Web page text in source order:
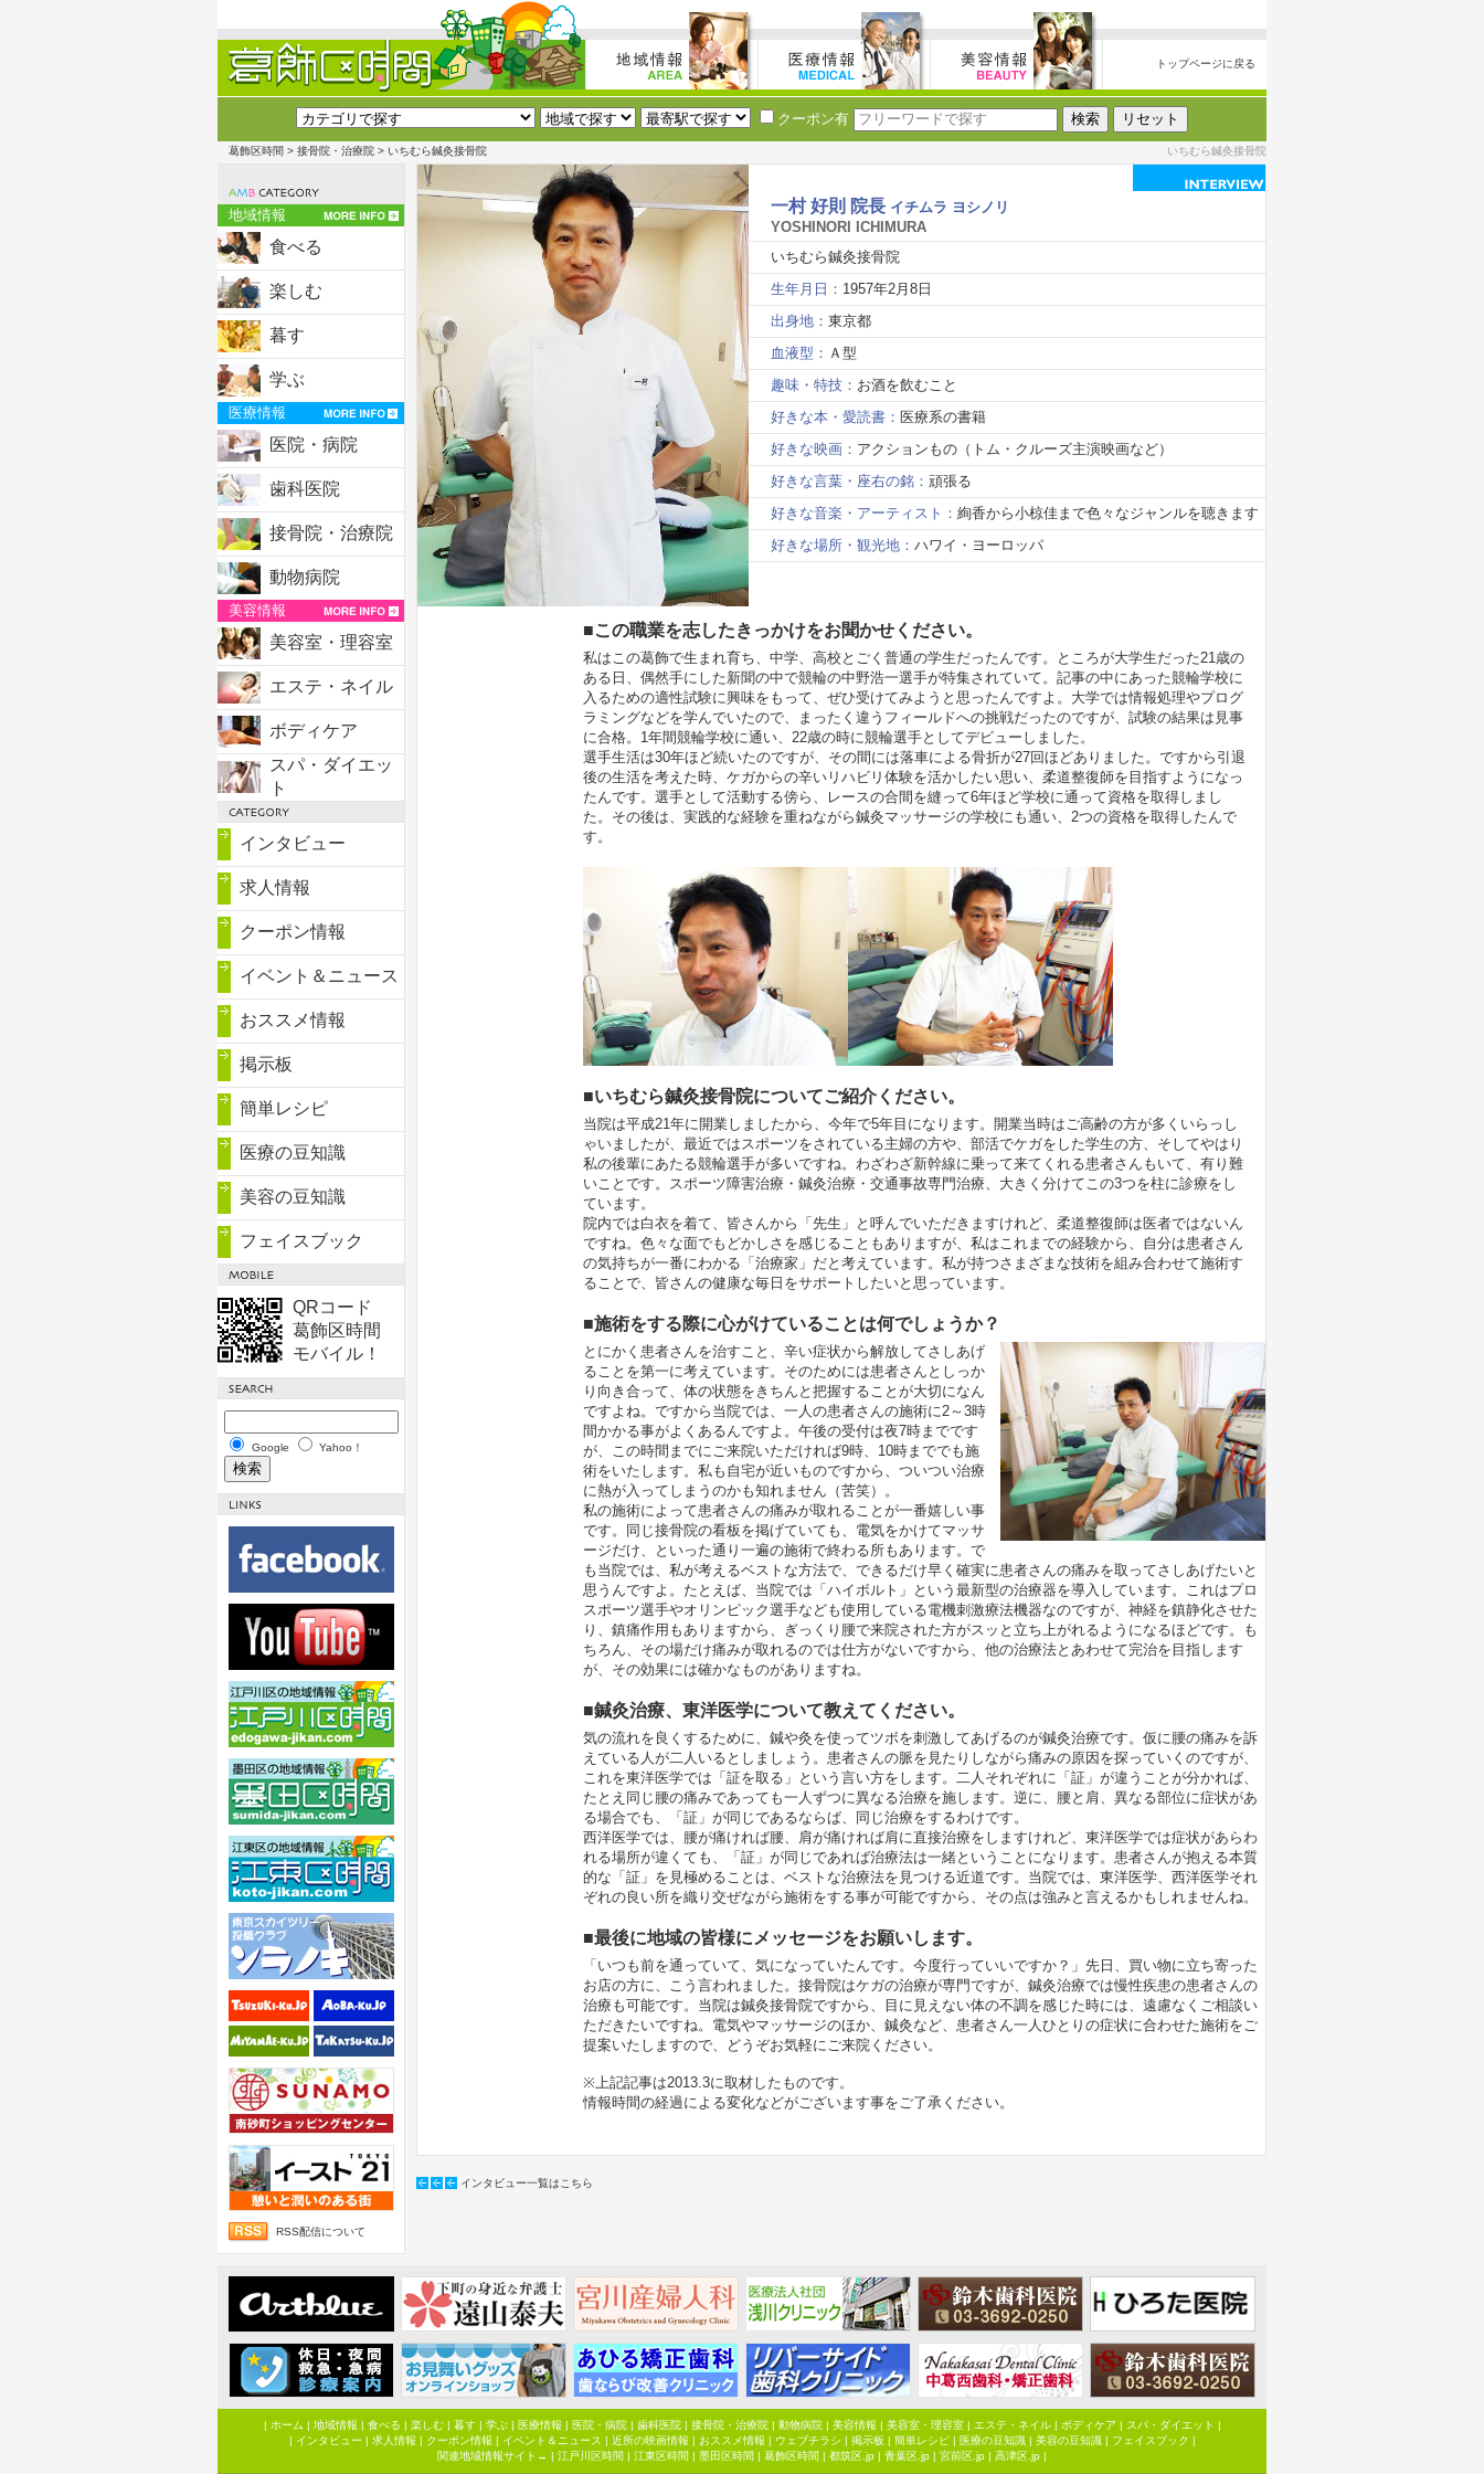
トップページに戻る
クーポン有
葛飾区時間 > 接骨院・治療院 > いちむら鍼灸接骨院 いちむら鍼灸接骨院
地域情報
食べる
楽しむ
暮す
学ぶ
医療情報
医院・病院
歯科医院
接骨院・治療院
動物病院
美容情報
美容室・理容室
エステ・ネイル
ボディケア
スパ・ダイエッ
ト
インタビュー
求人情報
クーポン情報
イベント＆ニュース
おススメ情報
掲示板
簡単レシピ
医療の豆知識
美容の豆知識
フェイスブック
QRコード
葛飾区時間
モバイル！
Google Yahoo！
RSS配信について
一村 好則 院長 イチムラ ヨシノリ
YOSHINORI ICHIMURA
いちむら鍼灸接骨院
生年月日： 1957年2月8日
出身地： 東京都
血液型： Ａ型
趣味・特技： お酒を飲むこと
好きな本・愛読書： 医療系の書籍
好きな映画： アクションもの（トム・クルーズ主演映画など）
好きな言葉・座右の銘： 頑張る
好きな音楽・アーティスト： 絢香から小椋佳まで色々なジャンルを聴きます
好きな場所・観光地： ハワイ・ヨーロッパ
■この職業を志したきっかけをお聞かせください。
私はこの葛飾で生まれ育ち、中学、高校とごく普通の学生だったんです。ところが大学生だった21歳の
ある日、偶然手にした新聞の中で競輪の中野浩一選手が特集されていて。記事の中にあった競輪学校に
入るための適性試験に興味をもって、ぜひ受けてみようと思ったんですよ。大学では情報処理やプログ
ラミングなどを学んでいたので、まったく違うフィールドへの挑戦だったのですが、試験の結果は見事
に合格。1年間競輪学校に通い、22歳の時に競輪選手としてデビューしました。
選手生活は30年ほど続いたのですが、その間には落車による骨折が27回ほどありました。ですから引退
後の生活を考えた時、ケガからの辛いリハビリ体験を活かしたい思い、柔道整復師を目指すようになっ
たんです。選手として活動する傍ら、レースの合間を縫って6年ほど学校に通って資格を取得しまし
た。その後は、実践的な経験を重ねながら鍼灸マッサージの学校にも通い、2つの資格を取得したんで
す。
■いちむら鍼灸接骨院についてご紹介ください。
当院は平成21年に開業しましたから、今年で5年目になります。開業当時はご高齢の方が多くいらっし
ゃいましたが、最近ではスポーツをされている主婦の方や、部活でケガをした学生の方、そしてやはり
私の後輩にあたる競輪選手が多いですね。わざわざ新幹線に乗って来てくれる患者さんもいて、有り難
いことです。スポーツ障害治療・鍼灸治療・交通事故専門治療、大きく分けてこの3つを柱に診療をし
ています。
院内では白衣を着て、皆さんから「先生」と呼んでいただきますけれど、柔道整復師は医者ではないん
ですね。色々な面でもどかしさを感じることもありますが、私はこれまでの経験から、自分は患者さん
の気持ちが一番にわかる「治療家」だと考えています。私が持つさまざまな技術を組み合わせて施術す
ることで、皆さんの健康な毎日をサポートしたいと思っています。
■施術をする際に心がけていることは何でしょうか？
とにかく患者さんを治すこと、辛い症状から解放してさしあげ
ることを第一に考えています。そのためには患者さんとしっか
り向き合って、体の状態をきちんと把握することが大切になん
ですよね。ですから当院では、一人の患者さんの施術に2～3時
間かかる事がよくあるんですよ。午後の受付は夜7時までです
が、この時間までにご来院いただければ9時、10時まででも施
術をいたします。私も自宅が近いものですから、ついつい治療
に熱が入ってしまうのかも知れません（苦笑）。
私の施術によって患者さんの痛みが取れることが一番嬉しい事
です。同じ接骨院の看板を掲げていても、電気をかけてマッサ
ージだけ、といった通り一遍の施術で終わる所もあります。で
も当院では、私が考えるベストな方法で、できるだけ早く確実に患者さんの痛みを取ってさしあげたいと
思うんですよ。たとえば、当院では「ハイボルト」という最新型の治療器を導入しています。これはプロ
スポーツ選手やオリンピック選手なども使用している電機刺激療法機器なのですが、神経を鎮静化させた
り、鎮痛作用もありますから、ぎっくり腰で来院された方がスッと立ち上がれるようになるほどです。も
ちろん、その場だけ痛みが取れるのでは仕方がないですから、他の治療法とあわせて完治を目指します
が、その効果には確かなものがありますね。
■鍼灸治療、東洋医学について教えてください。
気の流れを良くするために、鍼や灸を使ってツボを刺激してあげるのが鍼灸治療です。仮に腰の痛みを訴
えている人が二人いるとしましょう。患者さんの脈を見たりしながら痛みの原因を探っていくのですが、
これを東洋医学では「証を取る」という言い方をします。二人それぞれに「証」が違うことが分かれば、
たとえ同じ腰の痛みであっても一人ずつに異なる治療を施します。逆に、腰と肩、異なる部位に症状があ
る場合でも、「証」が同じであるならば、同じ治療をするわけです。
西洋医学では、腰が痛ければ腰、肩が痛ければ肩に直接治療をしますけれど、東洋医学では症状があらわ
れる場所が違くても、「証」が同じであれば治療法は一緒ということになります。患者さんが抱える本質
的な「証」を見極めることは、ベストな治療法を見つける近道です。当院では、東洋医学、西洋医学それ
ぞれの良い所を織り交ぜながら施術をする事が可能ですから、その点は強みと言えるかもしれませんね。
■最後に地域の皆様にメッセージをお願いします。
「いつも前を通っていて、気になっていたんです。今度行っていいですか？」先日、買い物に立ち寄った
お店の方に、こう言われました。接骨院はケガの治療が専門ですが、鍼灸治療では慢性疾患の患者さんの
治療も可能です。当院は鍼灸接骨院ですから、目に見えない体の不調を感じた時には、遠慮なくご相談い
ただきたいですね。電気やマッサージのほか、鍼灸など、患者さん一人ひとりの症状に合わせた施術をご
提案いたしますので、どうぞお気軽にご来院ください。
※上記記事は2013.3に取材したものです。
情報時間の経過による変化などがございます事をご了承ください。
インタビュー一覧はこちら
| ホーム | 地域情報 | 食べる | 楽しむ| 暮す| 学ぶ| 医療情報 | 医院・病院| 歯科医院| 接骨院・治療院| 動物病院| 美容情報 | 美容室・理容室| エステ・ネイル| ボディケア | スパ・ダイエット |
| インタビュー | 求人情報 | クーポン情報 | イベント＆ニュース | 近所の映画情報 | おススメ情報 | ウェブチラシ | 掲示板 | 簡単レシピ| 医療の豆知識| 美容の豆知識| フェイスブック |
関連地域情報サイト→ | 江戸川区時間 | 江東区時間 | 墨田区時間 | 葛飾区時間 | 都筑区.jp | 青葉区.jp | 宮前区.jp | 高津区.jp |